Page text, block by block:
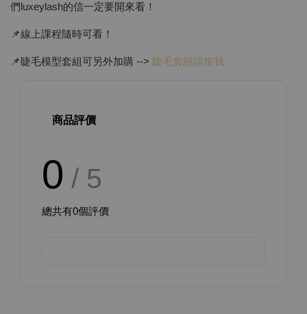
們luxeylash的信一定要開來看！
📌線上課程隨時可看！
📌睫毛模型套組可另外加購 --> 睫毛套組請按我
商品評價
0 / 5
總共有0個評價